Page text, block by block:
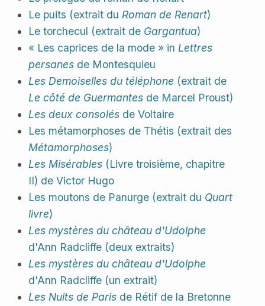
Le puits (extrait du Roman de Renart)
Le torchecul (extrait de Gargantua)
« Les caprices de la mode » in Lettres
persanes de Montesquieu
Les Demoiselles du téléphone (extrait de
Le côté de Guermantes de Marcel Proust)
Les deux consolés de Voltaire
Les métamorphoses de Thétis (extrait des
Métamorphoses)
Les Misérables (Livre troisième, chapitre
II) de Victor Hugo
Les moutons de Panurge (extrait du Quart
livre)
Les mystères du château d'Udolphe
d'Ann Radcliffe (deux extraits)
Les mystères du château d'Udolphe
d'Ann Radcliffe (un extrait)
Les Nuits de Paris de Rétif de la Bretonne